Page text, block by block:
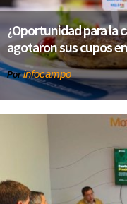
¿Oportunidad para la
agotaron sus cupos
Porinfocampo